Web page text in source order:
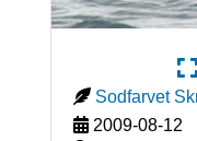
Sodfarvet
2009-08-12